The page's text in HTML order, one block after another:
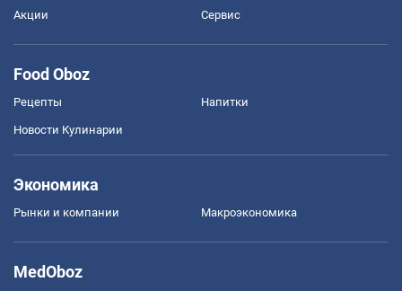
Акции Сервис
Food Oboz
Рецепты Напитки
Новости Кулинарии
Экономика
Рынки и компании Mакроэкономика
MedOboz